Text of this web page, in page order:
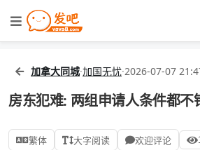
加拿大同城·加国无忧·2026-07-07
房东犯难: 两组申请人条件都不
繁体 大字阅读 欢迎评论